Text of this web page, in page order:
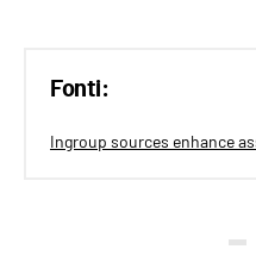
Fonti:
Ingroup sources enhance